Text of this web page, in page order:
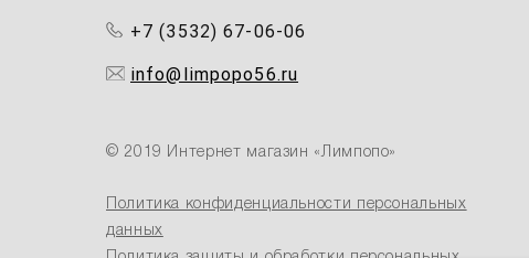
+7 (3532) 67-06-06
info@limpopo56.ru
© 2019 Интернет магазин «Лимпопо»
Политика конфиденциальности персональных
данных